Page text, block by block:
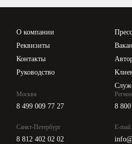
О компании
Реквизиты
Контакты
Руководство
Москва
8 499 009 77 27
Санкт-Петербург
8 812 402 02 02
8
E-mail